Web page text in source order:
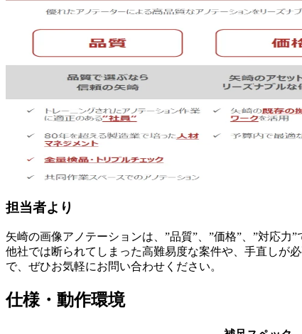
担当者より
矢崎の画像アノテーションは、”品質”、”価格”、”対応力
他社では断られてしまった高難易度な案件や、手直しが
で、ぜひお気軽にお問い合わせください。
仕様・動作環境